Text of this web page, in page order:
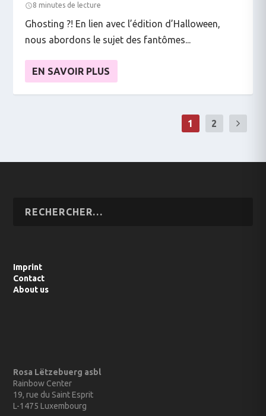
8 minutes de lecture
Ghosting ?! En lien avec l’édition d’Halloween,
nous abordons le sujet des fantômes...
EN SAVOIR PLUS
1 2
Imprint
Contact
About us
Rosa Lëtzebuerg asbl
Rainbow Center
19, rue du Saint Esprit
L-1475 Luxembourg